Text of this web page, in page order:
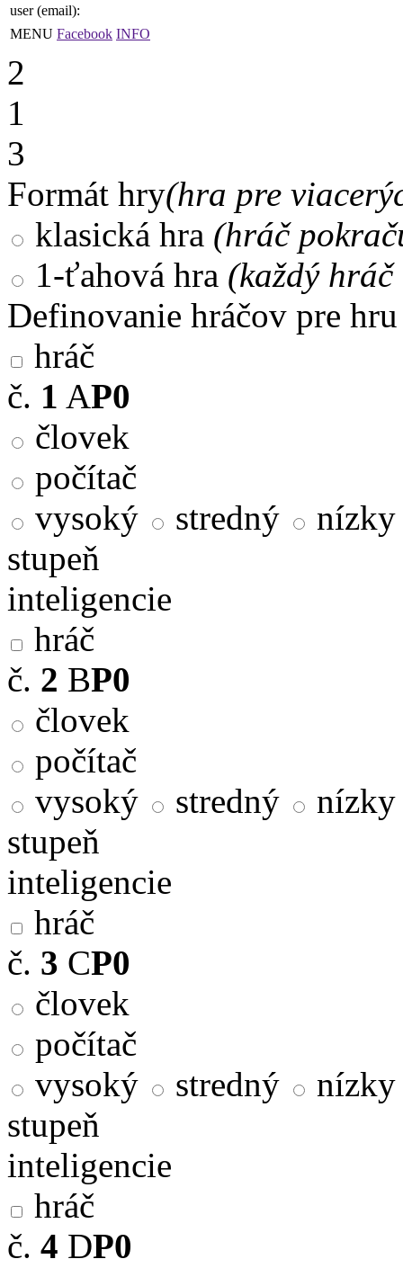
user (email):
MENU Facebook INFO
2
1
3
Formát hry(hra pre
klasická hra (hráč
1-ťahová hra (každý
Definovanie hráčov pre hru
hráč
č. 1 AP0
človek
počítač
vysoký
stredný
nízky
stupeň
inteligencie
hráč
č. 2 BP0
človek
počítač
vysoký
stredný
nízky
stupeň
inteligencie
hráč
č. 3 CP0
človek
počítač
vysoký
stredný
nízky
stupeň
inteligencie
hráč
č. 4 DP0